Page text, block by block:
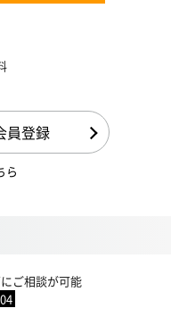
員登録
ら
ご相談が可能